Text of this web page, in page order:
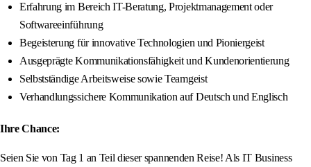
Erfahrung im Bereich IT-Beratung, Projektmanagement oder
Softwareeinführung
Begeisterung für innovative Technologien und Pioniergeist
Ausgeprägte Kommunikationsfähigkeit und Kundenorientierung
Selbstständige Arbeitsweise sowie Teamgeist
Verhandlungssichere Kommunikation auf Deutsch und Englisch
Ihre Chance:
Seien Sie von Tag 1 an Teil dieser spannenden Reise! Als IT Business